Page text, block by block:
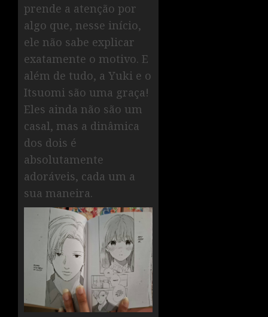
prende a atenção por
algo que, nesse início,
ele não sabe explicar
exatamente o motivo. E
além de tudo, a Yuki e o
Itsuomi são uma graça!
Eles ainda não são um
casal, mas a dinâmica
dos dois é
absolutamente
adoráveis, cada um a
sua maneira.